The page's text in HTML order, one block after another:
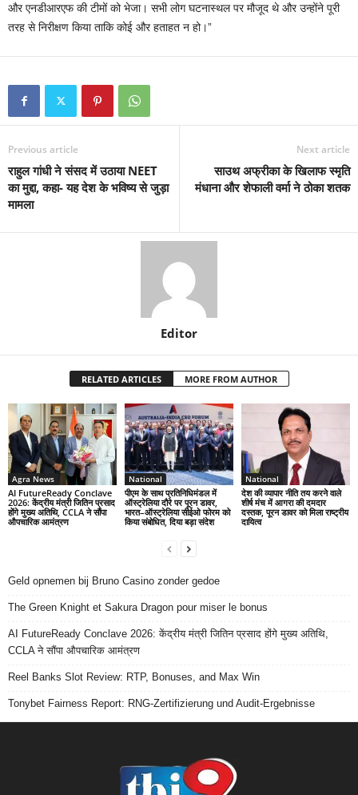
और एनडीआरएफ की टीमों को भेजा। सभी लोग घटनास्थल पर मौजूद थे और उन्होंने पूरी
तरह से निरीक्षण किया ताकि कोई और हताहत न हो।”
Previous article
राहुल गांधी ने संसद में उठाया NEET
का मुद्दा, कहा- यह देश के भविष्य से जुड़ा
मामला
Next article
साउथ अफ्रीका के खिलाफ स्मृति
मंधाना और शेफाली वर्मा ने ठोका शतक
Editor
RELATED ARTICLES MORE FROM AUTHOR
Agra News
AI FutureReady Conclave
2026: केंद्रीय मंत्री जितिन प्रसाद
होंगे मुख्य अतिथि, CCLA ने सौंपा
औपचारिक आमंत्रण
National
पीएम के साथ प्रतिनिधिमंडल में
ऑस्ट्रेलिया दौरे पर पूरन डावर,
भारत–ऑस्ट्रेलिया सीईओ फोरम को
किया संबोधित, दिया बड़ा संदेश
National
देश की व्यापार नीति तय करने वाले
शीर्ष मंच में आगरा की दमदार
दस्तक, पूरन डावर को मिला राष्ट्रीय
दायित्व
Geld opnemen bij Bruno Casino zonder gedoe
The Green Knight et Sakura Dragon pour miser le bonus
AI FutureReady Conclave 2026: केंद्रीय मंत्री जितिन प्रसाद होंगे मुख्य अतिथि,
CCLA ने सौंपा औपचारिक आमंत्रण
Reel Banks Slot Review: RTP, Bonuses, and Max Win
Tonybet Fairness Report: RNG-Zertifizierung und Audit-Ergebnisse